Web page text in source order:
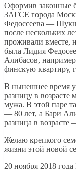
Оформив законные
ЗАГСЕ города
Федоссеева —
после нескольких
проживали вместе,
была Лидия
Алибасов,
финскую квартиру,
В нынешнее время
разницу в
мужа. В этой паре
— 80 лет, а Бари
разница в возрасте
Желаю крепкого
жизни этой новой
20 ноября 2018